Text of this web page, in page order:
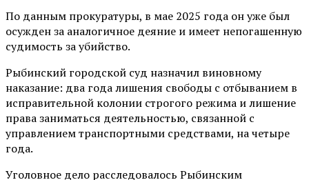
По данным прокуратуры, в мае 2025 года он уже был
осужден за аналогичное деяние и имеет непогашенную
судимость за убийство.
Рыбинский городской суд назначил виновному
наказание: два года лишения свободы с отбыванием в
исправительной колонии строгого режима и лишение
права заниматься деятельностью, связанной с
управлением транспортными средствами, на четыре
года.
Уголовное дело расследовалось Рыбинским